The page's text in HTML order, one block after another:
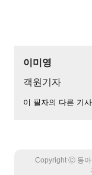
이미영
객원기자
이 필자의 다른 기
Copyright Ⓒ 동아